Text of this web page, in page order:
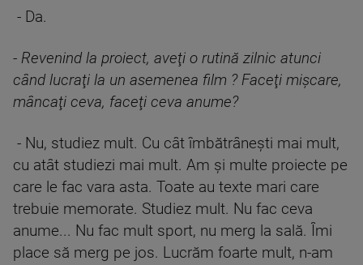
- Da.
- Revenind la proiect, aveţi o rutină zilnic atunci
când lucraţi la un asemenea film ? Faceţi mişcare,
mâncaţi ceva, faceţi ceva anume?
- Nu, studiez mult. Cu cât îmbătrâneşti mai mult,
cu atât studiezi mai mult. Am şi multe proiecte pe
care le fac vara asta. Toate au texte mari care
trebuie memorate. Studiez mult. Nu fac ceva
anume... Nu fac mult sport, nu merg la sală. Îmi
place să merg pe jos. Lucrăm foarte mult, n-am